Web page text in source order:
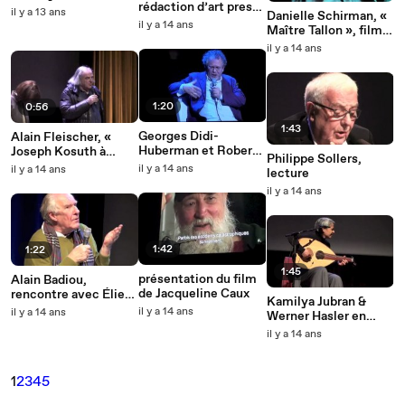
il y a 13 ans
0:56
Alain Fleischer, «
Joseph Kosuth à
Rome »
il y a 14 ans
1:22
Alain Badiou,
rencontre avec Élie
During et Jacques
il y a 14 ans
rédaction d’art press
et son public
il y a 14 ans
1:20
Georges Didi-
Huberman et Robert
Storr - Rencontre
Millet
il y a 14 ans
1:42
présentation du film
de Jacqueline Caux
il y a 14 ans
Danielle Schirman, «
Maître Tallon », film
15’
il y a 14 ans
1:43
Philippe Sollers,
lecture
il y a 14 ans
1:45
Kamilya Jubran &
Werner Hasler en
concert
il y a 14 ans
12345